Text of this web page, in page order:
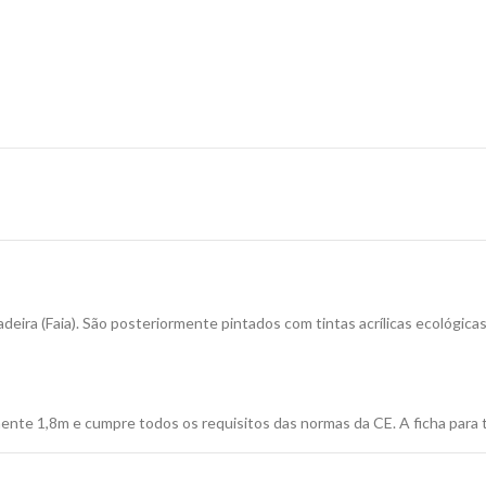
(Faia). São posteriormente pintados com tintas acrílicas
1,8m e cumpre todos os requisitos das normas da CE. A ficha para